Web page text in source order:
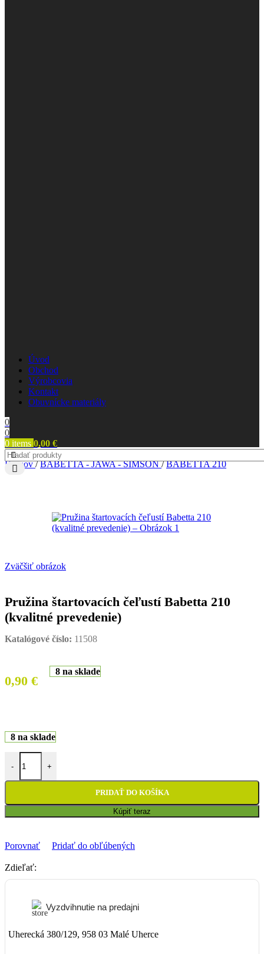
Úvod
Obchod
Výrobcovia
Kontakt
Obuvnícke materiály
0
0
0 items 0,00 €
Domov/ BABETTA - JAWA - SIMSON/ BABETTA 210
Zväčšiť obrázok
Pružina štartovacích čeľustí Babetta 210
(kvalitné prevedenie)
Katalógové číslo: 11508
0,90 €
8 na sklade
8 na sklade
- +
PRIDAŤ DO KOŠÍKA
Kúpiť teraz
Porovnať Pridať do obľúbených
Zdieľať:
Vyzdvihnutie na predajni
Uherecká 380/129, 958 03 Malé Uherce